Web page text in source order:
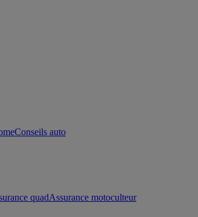
Conseils auto
quadAssurance motoculteur